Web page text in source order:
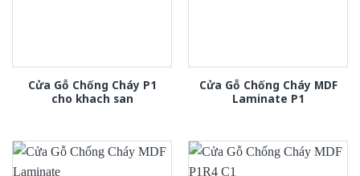
Cửa Gỗ Chống Cháy P1
cho khach san
Cửa Gỗ Chống Cháy MDF
Laminate P1